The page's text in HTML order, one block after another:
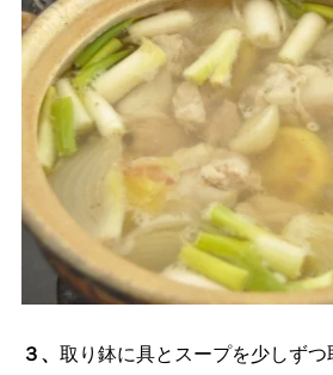
３、 取り鉢に具とスープを少しずつ